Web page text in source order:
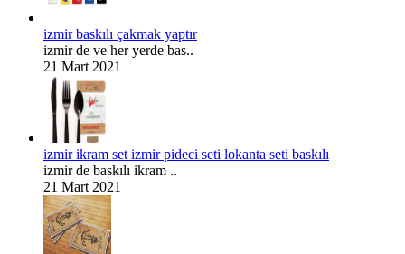
izmir baskılı çakmak yaptır
izmir de ve her yerde bas..
21 Mart 2021
izmir ikram set izmir pideci seti lokanta seti baskılı
izmir de baskılı ikram ..
21 Mart 2021